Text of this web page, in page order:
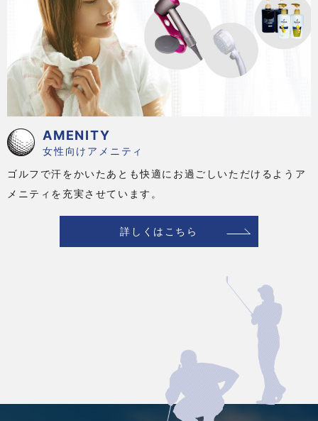
AMENITY
女性向けアメニティ
ゴルフで汗をかいたあとも快適にお過ごしいただけるようア
メニティを充実させています。
詳しくはこちら